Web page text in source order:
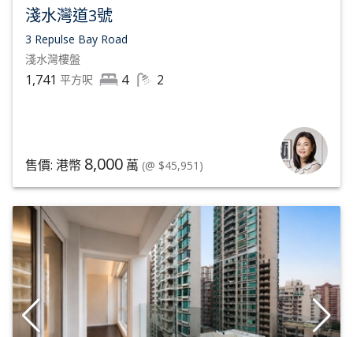
淺水灣道3號
3 Repulse Bay Road
淺水灣樓盤
1,741 平方呎 4 2
售價: 港幣 8,000 萬 (@ $45,951)